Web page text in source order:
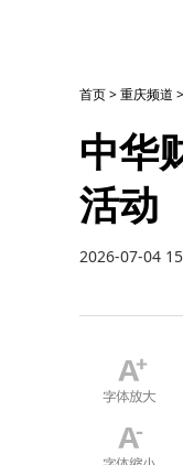
首页>重庆频道 >
中华
活动
2026-07-04